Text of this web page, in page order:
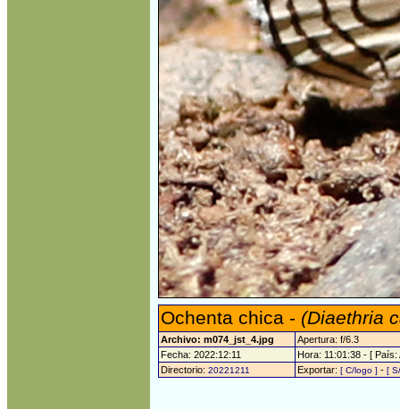
Ochenta chica - (Diaethria
Archivo: m074_jst_4.jpg
Apertura: f/6.3
Fecha: 2022:12:11
Hora: 11:01:38 - [ País:
Directorio: 20221211 Exportar: [ C/logo ] - [